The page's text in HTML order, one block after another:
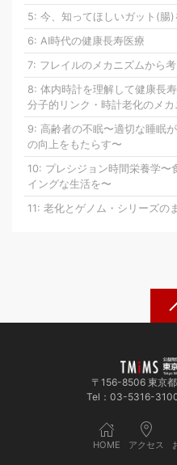
5: 今、知ってほしいガット(腸
6: AI時代の健康長寿医療
7: フレイルのメカニズムから
8: 体内時計を理解して健康長
分子的リンク・時計老化のメカ
9: 高齢者の不眠〜適切な睡眠
の向上をもたらす〜
10: プレシジョン時間栄養学〜
イングな生活を〜
11: 老化とゲノム・シリーズの
〒156-8506 東京
Tel：03-5316-
HOME アクセス